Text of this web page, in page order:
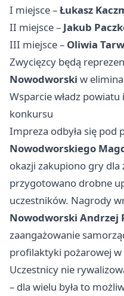
I miejsce –Łukasz
II miejsce – Jakub
III miejsce – Oliwia
Zwycięzcy będą
Nowodworski w
Wsparcie władz
konkursu
Impreza odbyła się pod
Nowodworskiego
okazji zakupiono gry dla
przygotowano drobne
uczestników. Nagrody
Nowodworski Andrzej
zaangażowanie
profilaktyki pożarowej w
Uczestnicy nie
– dla wielu była to